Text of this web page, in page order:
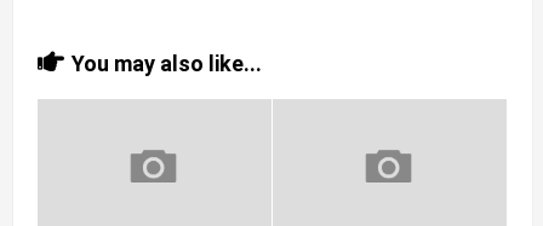
You may also like...